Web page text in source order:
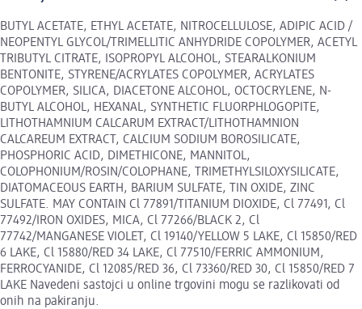
BUTYL ACETATE, ETHYL ACETATE, NITROCELLULOSE, ADIPIC ACID /
NEOPENTYL GLYCOL/TRIMELLITIC ANHYDRIDE COPOLYMER, ACETYL
TRIBUTYL CITRATE, ISOPROPYL ALCOHOL, STEARALKONIUM
BENTONITE, STYRENE/ACRYLATES COPOLYMER, ACRYLATES
COPOLYMER, SILICA, DIACETONE ALCOHOL, OCTOCRYLENE, N-
BUTYL ALCOHOL, HEXANAL, SYNTHETIC FLUORPHLOGOPITE,
LITHOTHAMNIUM CALCARUM EXTRACT/LITHOTHAMNION
CALCAREUM EXTRACT, CALCIUM SODIUM BOROSILICATE,
PHOSPHORIC ACID, DIMETHICONE, MANNITOL,
COLOPHONIUM/ROSIN/COLOPHANE, TRIMETHYLSILOXYSILICATE,
DIATOMACEOUS EARTH, BARIUM SULFATE, TIN OXIDE, ZINC
SULFATE. MAY CONTAIN Cl 77891/TITANIUM DIOXIDE, Cl 77491, Cl
77492/IRON OXIDES, MICA, Cl 77266/BLACK 2, Cl
77742/MANGANESE VIOLET, Cl 19140/YELLOW 5 LAKE, Cl 15850/RED
6 LAKE, Cl 15880/RED 34 LAKE, Cl 77510/FERRIC AMMONIUM,
FERROCYANIDE, Cl 12085/RED 36, Cl 73360/RED 30, Cl 15850/RED 7
LAKE Navedeni sastojci u online trgovini mogu se razlikovati od
onih na pakiranju.